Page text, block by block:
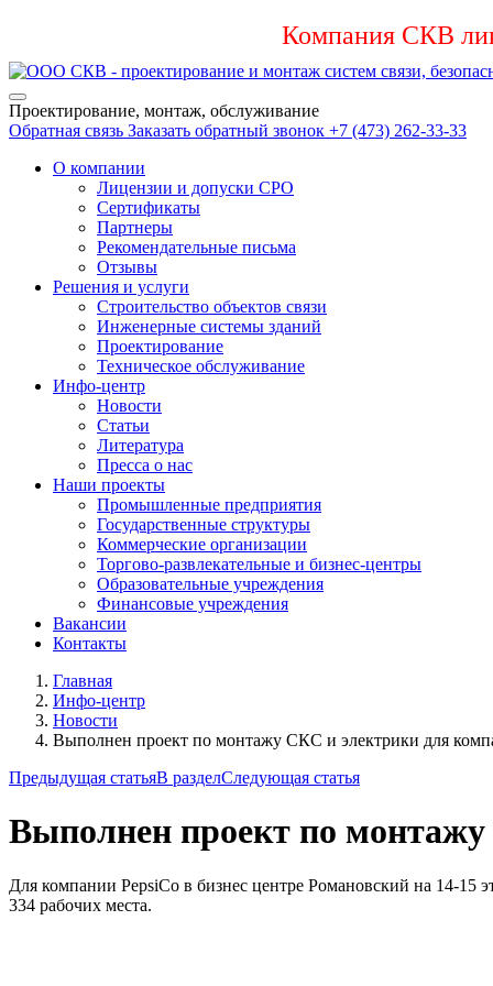
Компания СКВ
Проектирование, монтаж, обслуживание
Обратная связь Заказать обратный звонок +7 (473) 262-33-33
О компании
Лицензии и допуски СРО
Сертификаты
Партнеры
Рекомендательные письма
Отзывы
Решения и услуги
Строительство объектов связи
Инженерные системы зданий
Проектирование
Техническое обслуживание
Инфо-центр
Новости
Статьи
Литература
Пресса о нас
Наши проекты
Промышленные предприятия
Государственные структуры
Коммерческие организации
Торгово-развлекательные и бизнес-центры
Образовательные учреждения
Финансовые учреждения
Вакансии
Контакты
Главная
Инфо-центр
Новости
Выполнен проект по монтажу СКС и электрики для
Предыдущая статьяВ разделСледующая статья
Выполнен проект по
Для компании PepsiCo в бизнес центре Романовский на 14-
334 рабочих места.